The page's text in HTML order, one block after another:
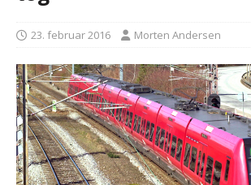
23. februar 2016 Morten Andersen